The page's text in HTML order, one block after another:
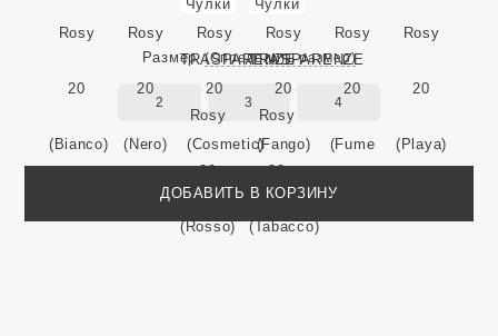
Размер (Определить размер)
2 3 4
ДОБАВИТЬ В КОРЗИНУ